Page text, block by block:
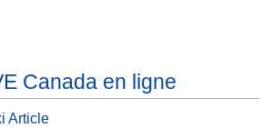
Canada en ligne
Article